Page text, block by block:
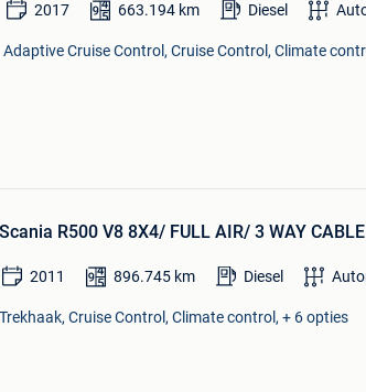
2017 663.194 km Diesel
Adaptive Cruise Control, Cruise Control, Climate
Scania R500 V8 8X4/ FULL AIR/ 3 WAY
2011 896.745 km Diesel
Trekhaak, Cruise Control, Climate control, + 6 opties